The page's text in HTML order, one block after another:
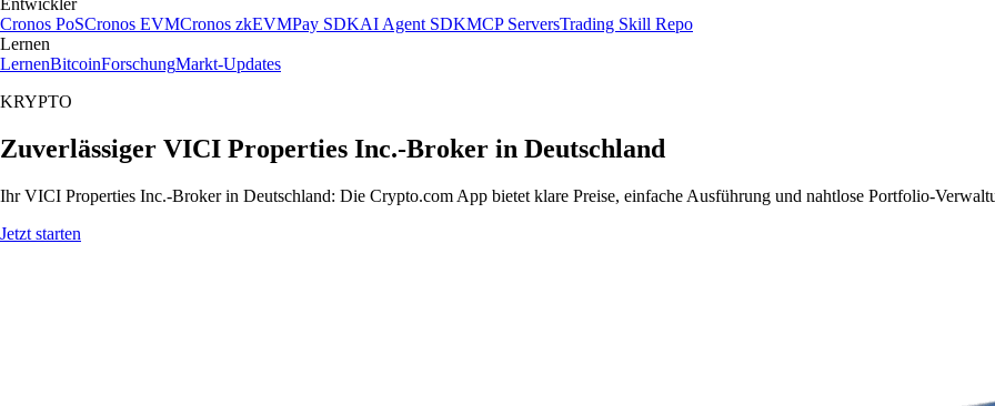
Entwickler
Cronos PoSCronos EVMCronos zkEVMPay SDKAI Agent SDKMCP ServersTrading Skill Repo
Lernen
LernenBitcoinForschungMarkt-Updates
KRYPTO
Zuverlässiger VICI Properties Inc.-Broker in Deutschland
Ihr VICI Properties Inc.-Broker in Deutschland: Die Crypto.com App bietet klare Preise, einfache Ausführung und nahtlose Portfolio-
Jetzt starten